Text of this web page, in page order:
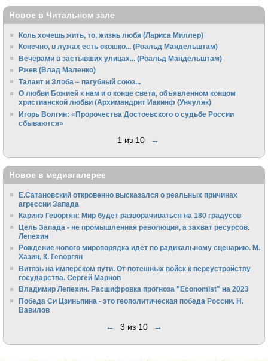
Новое в Читальном зале
Коль хочешь жить, то, жизнь любя (Лариса Миллер)
Конечно, в лужах есть окошко... (Роальд Мандельштам)
Вечерами в застывших улицах... (Роальд Мандельштам)
Ржев (Влад Маленко)
Талант и Злоба – пагубный союз...
О любви Божией к нам и о конце света, объявленном концом
христианской любви (Архимандрит Иакинф (Унчуляк)
Игорь Волгин: «Пророчества Достоевского о судьбе России
сбываются»
1 из 10 →
Новое в медиагалерее
Е.Сатановский откровенно высказался о реальных причинах
агрессии Запада
Каринэ Геворгян: Мир будет разворачиваться на 180 градусов
Цель Запада - не промышленная революция, а захват ресурсов.
Лепехин
Рождение нового миропорядка идёт по радикальному сценарию. М.
Хазин, К. Геворгян
Витязь на имперском пути. От потешных войск к переустройству
государства. Сергей Марнов
Владимир Лепехин. Расшифровка прогноза "Economist" на 2023
Победа Си Цзиньпина - это геополитическая победа России. Н.
Вавилов
← 3 из 10 →